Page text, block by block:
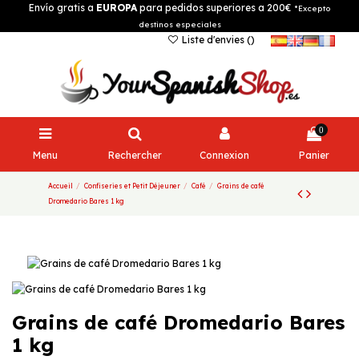
Envío gratis a EUROPApara pedidos superiores a 200€ *Excepto
destinos especiales
Liste d'envies ()
Menu Rechercher Connexion
0
Panier
Accueil Confiseries et Petit Déjeuner Café
Grains de café
Dromedario Bares 1 kg
Grains de café Dromedario Bares
1 kg